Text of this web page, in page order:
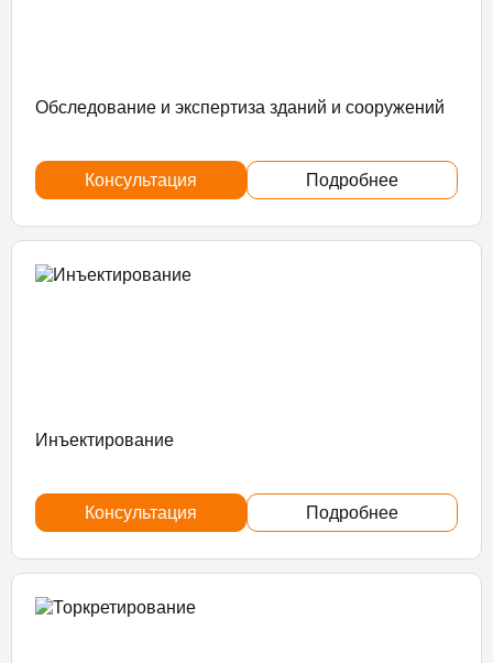
Обследование и экспертиза зданий и сооружений
Консультация Подробнее
Инъектирование
Консультация Подробнее